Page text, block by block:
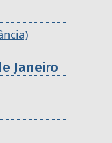
Janeiro